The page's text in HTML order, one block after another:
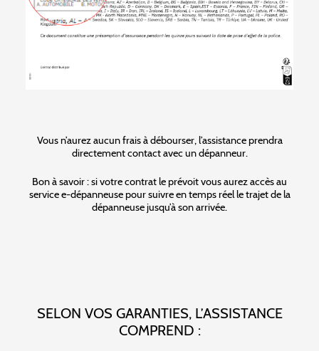
Vous n’aurez aucun frais à débourser, l’assistance prendra
directement contact avec un dépanneur.
Bon à savoir : si votre contrat le prévoit vous aurez accès au
service e-dépanneuse pour suivre en temps réel le trajet de la
dépanneuse jusqu’à son arrivée.
SELON VOS GARANTIES, L’ASSISTANCE
COMPREND :